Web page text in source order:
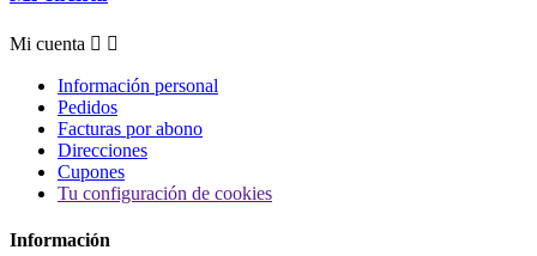
Mi cuenta  
Información personal
Pedidos
Facturas por abono
Direcciones
Cupones
Tu configuración de cookies
Información